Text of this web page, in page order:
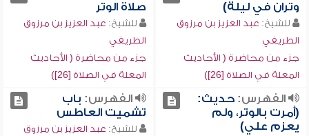
وتران في ليلة)
للشيخ: عبد العزيز بن مرزوق
الطريفي
جزء من محاضرة ( الأحاديث
المعلة في الصلاة [26])
صلاة الوتر
للشيخ: عبد العزيز بن مرزوق
الطريفي
جزء من محاضرة ( الأحاديث
المعلة في الصلاة [26])
الفهرس:حديث:
(أمرت بالوتر، ولم
يعزم علي)
الفهرس: باب
تشميت العاطس
للشيخ: عبد العزيز بن مرزوق